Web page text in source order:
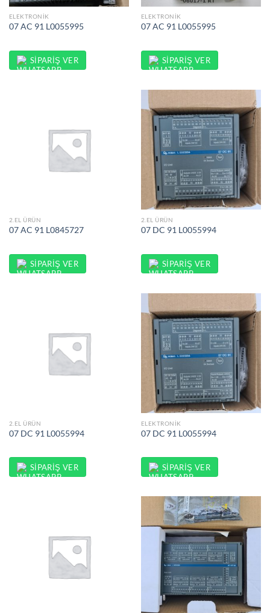
ELEKTRONIK
07 AC 91 L0055995
SIPARIŞ VER
ELEKTRONIK
07 AC 91 L0055995
SIPARIŞ VER
2.EL ÜRÜN
07 AC 91 L0845727
SIPARIŞ VER
2.EL ÜRÜN
07 DC 91 L0055994
SIPARIŞ VER
2.EL ÜRÜN
07 DC 91 L0055994
SIPARIŞ VER
ELEKTRONIK
07 DC 91 L0055994
SIPARIŞ VER